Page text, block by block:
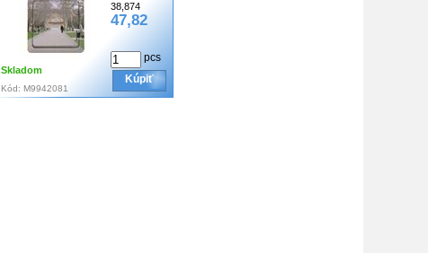
38,874
47,82
pcs
Kúpiť
Skladom
Kód: M9942081